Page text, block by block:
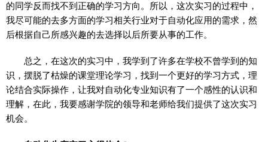
的同学反而找不到正确的学习方向。所以，这次实习的过程中，
我尽可能的去多方面的学习相关行业对于自动化应用的需求，然
后根据自己所感兴趣的去选择以后所要从事的工作。
总之，在这次的实习中，我学到了许多在学校不曾学到的知
识，摆脱了枯燥的课堂理论学习，找到一个更好的学习方式，理
论结合实际操作，让我对自动化专业知识有了一个感性的认识和
理解，在此，我要感谢学院的领导和老师给我们提供了这次实习
机会。